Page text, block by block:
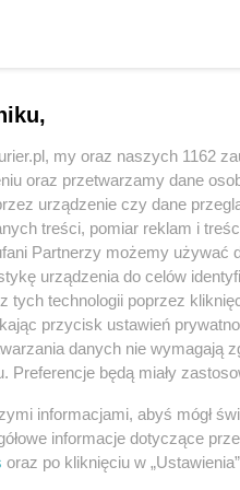
93%
dostępna w
07-2019
eKurier
REKLAMA
my oraz naszych 1162
oraz przetwarzamy dane
urządzenie czy dane
treści, pomiar reklam i
Partnerzy możemy używać
urządzenia do celów
tych technologii poprzez
przycisk ustawień
danych nie wymagają
Preferencje będą miały
informacjami, abyś mógł
informacje dotyczące
oraz po kliknięciu w